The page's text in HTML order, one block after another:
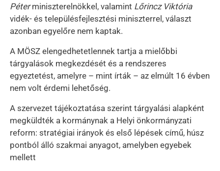
Péterminiszterelnökkel, valamint Lőrincz Viktória
vidék- és településfejlesztési miniszterrel, választ
azonban egyelőre nem kaptak.
A MÖSZ elengedhetetlennek tartja a mielőbbi
tárgyalások megkezdését és a rendszeres
egyeztetést, amelyre – mint írták – az elmúlt 16 évben
nem volt érdemi lehetőség.
A szervezet tájékoztatása szerint tárgyalási alapként
megküldték a kormánynak a Helyi önkormányzati
reform: stratégiai irányok és első lépések című, húsz
pontból álló szakmai anyagot, amelyben egyebek
mellett